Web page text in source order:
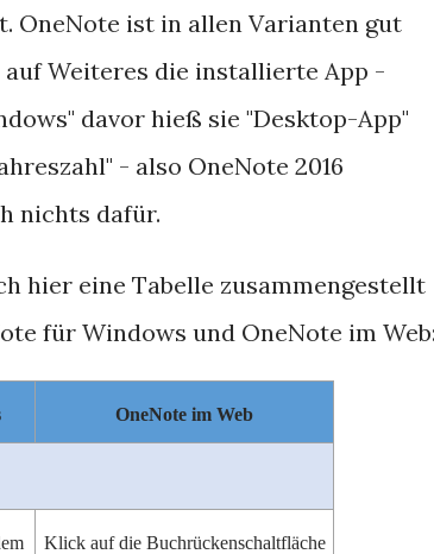
OneNote ist in allen Varianten gut
Weiteres die installierte App -
davor hieß sie "Desktop-App"
- also OneNote 2016
nichts dafür.
hier eine Tabelle zusammengestellt
für Windows und OneNote im
OneNote im Web
Klick auf die Buchrückenschaltfläche